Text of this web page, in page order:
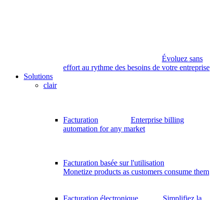
Évoluez sans
effort au rythme des besoins de votre entreprise
Solutions
clair
Facturation
Enterprise billing
automation for any market
Facturation basée sur l'utilisation
Monetize products as customers consume them